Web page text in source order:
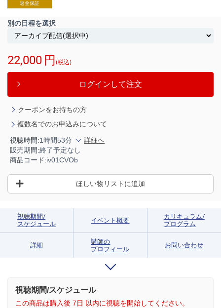
返金保証
別の日程を選択
22,000 円 (税込)
ログインして注文
クーポンをお持ちの方
複数名でのお申込みについて
視聴時間:1時間53分
詳細へ
販売期間:終了予定なし
商品コード:iv01CVOb
ほしい物リストに追加
視聴期間/
スケジュール
イベント概要
カリキュラム/
プログラム
詳細
講師の
プロフィール
お問い合わせ
視聴期間/スケジュール
この商品は購入後 7日 以内に視聴を開始してください。